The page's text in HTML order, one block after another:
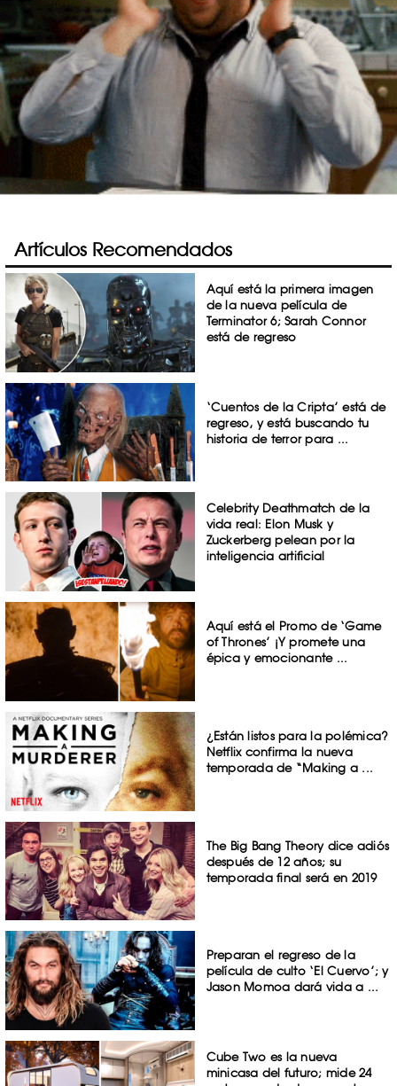
Artículos Recomendados
Aquí está la primera imagen
de la nueva película de
Terminator 6; Sarah Connor
está de regreso
‘Cuentos de la Cripta’ está de
regreso, y está buscando tu
historia de terror para ...
Celebrity Deathmatch de la
vida real: Elon Musk y
Zuckerberg pelean por la
inteligencia artificial
Aquí está el Promo de ‘Game
of Thrones’ ¡Y promete una
épica y emocionante ...
¿Están listos para la polémica?
Netflix confirma la nueva
temporada de “Making a ...
The Big Bang Theory dice adiós
después de 12 años; su
temporada final será en 2019
Preparan el regreso de la
película de culto ‘El Cuervo’; y
Jason Momoa dará vida a ...
Cube Two es la nueva
minicasa del futuro; mide 24